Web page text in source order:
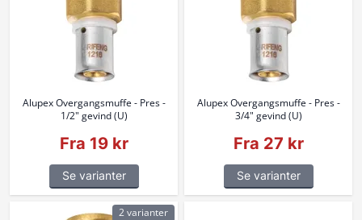
Alupex Overgangsmuffe - Pres -
1/2" gevind (U)
Fra 19 kr
Se varianter
Alupex Overgangsmuffe - Pres -
3/4" gevind (U)
Fra 27 kr
Se varianter
2 varianter